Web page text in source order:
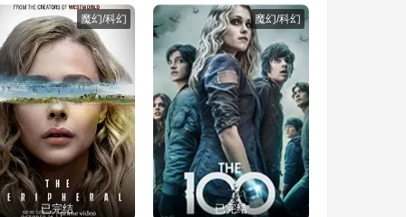
已完结
魔幻/科幻
已完结
魔幻/科幻